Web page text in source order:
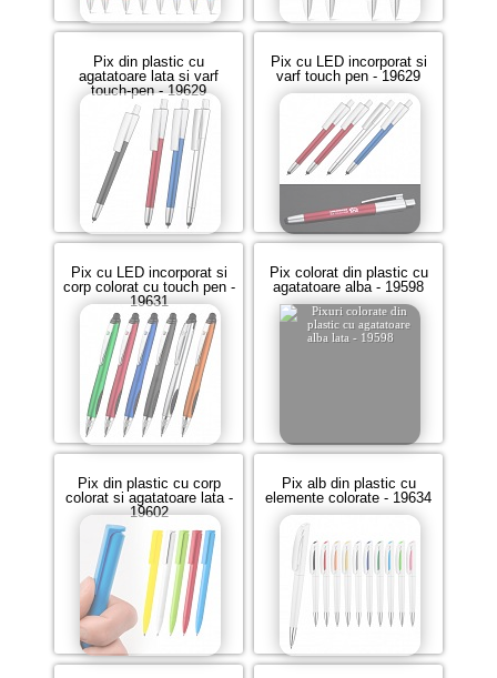
Pix din plastic cu
agatatoare lata si varf
touch-pen - 19629
Pix cu LED incorporat si
varf touch pen - 19629
Pix cu LED incorporat si
corp colorat cu touch pen -
19631
Pix colorat din plastic cu
agatatoare alba - 19598
Pix din plastic cu corp
colorat si agatatoare lata -
19602
Pix alb din plastic cu
elemente colorate - 19634